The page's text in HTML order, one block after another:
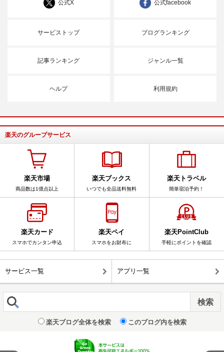
公式X 公式facebook
サービストップ ブログランキング
記事ランキング ジャンル一覧
ヘルプ 利用規約
楽天のグループサービス
楽天市場
商品数は1億点以上
楽天ブックス
いつでも全品送料無料
楽天トラベル
簡単宿泊予約！
楽天カード
スマホでカンタン申込
楽天ペイ
スマホをお財布に
楽天PointClub
手軽にポイントを確認
サービス一覧 アプリ一覧
楽天ブログ全体を検索 このブログ内を検索